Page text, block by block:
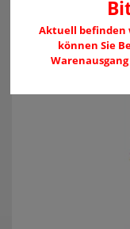
Aktuell befinden
können Sie